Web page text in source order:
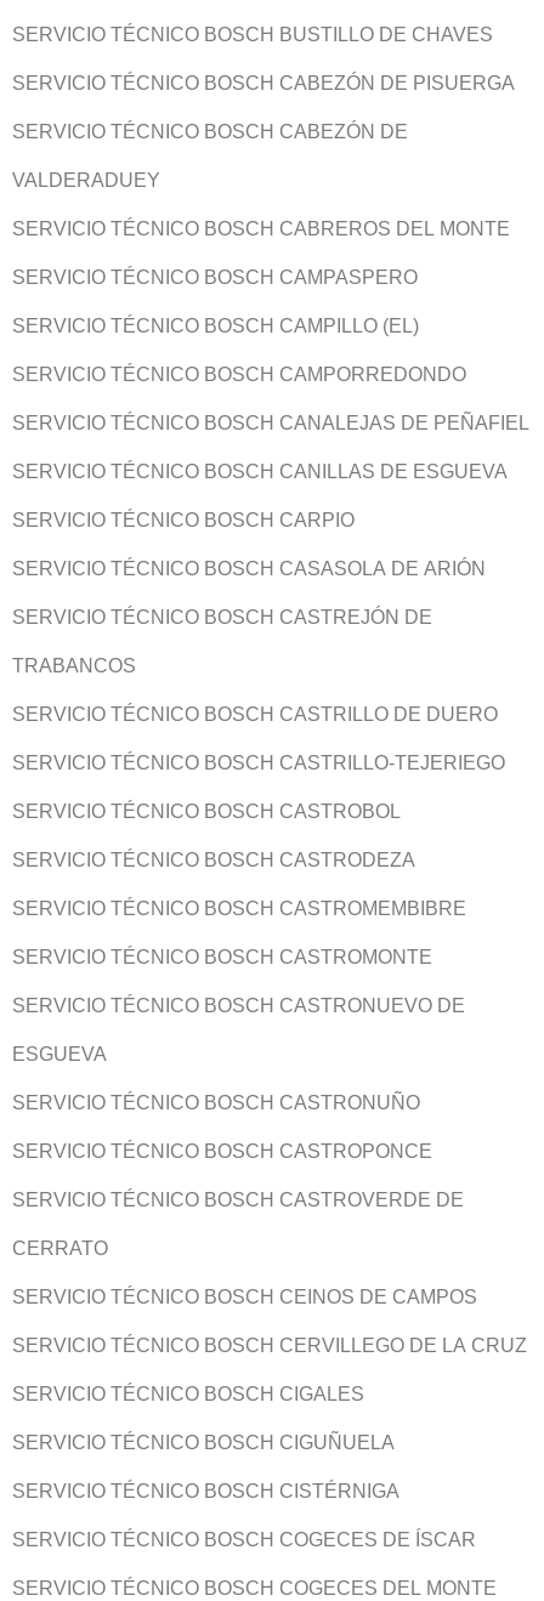
SERVICIO TÉCNICO BOSCH BUSTILLO DE CHAVES
SERVICIO TÉCNICO BOSCH CABEZÓN DE PISUERGA
SERVICIO TÉCNICO BOSCH CABEZÓN DE
VALDERADUEY
SERVICIO TÉCNICO BOSCH CABREROS DEL MONTE
SERVICIO TÉCNICO BOSCH CAMPASPERO
SERVICIO TÉCNICO BOSCH CAMPILLO (EL)
SERVICIO TÉCNICO BOSCH CAMPORREDONDO
SERVICIO TÉCNICO BOSCH CANALEJAS DE PEÑAFIEL
SERVICIO TÉCNICO BOSCH CANILLAS DE ESGUEVA
SERVICIO TÉCNICO BOSCH CARPIO
SERVICIO TÉCNICO BOSCH CASASOLA DE ARIÓN
SERVICIO TÉCNICO BOSCH CASTREJÓN DE
TRABANCOS
SERVICIO TÉCNICO BOSCH CASTRILLO DE DUERO
SERVICIO TÉCNICO BOSCH CASTRILLO-TEJERIEGO
SERVICIO TÉCNICO BOSCH CASTROBOL
SERVICIO TÉCNICO BOSCH CASTRODEZA
SERVICIO TÉCNICO BOSCH CASTROMEMBIBRE
SERVICIO TÉCNICO BOSCH CASTROMONTE
SERVICIO TÉCNICO BOSCH CASTRONUEVO DE
ESGUEVA
SERVICIO TÉCNICO BOSCH CASTRONUÑO
SERVICIO TÉCNICO BOSCH CASTROPONCE
SERVICIO TÉCNICO BOSCH CASTROVERDE DE
CERRATO
SERVICIO TÉCNICO BOSCH CEINOS DE CAMPOS
SERVICIO TÉCNICO BOSCH CERVILLEGO DE LA CRUZ
SERVICIO TÉCNICO BOSCH CIGALES
SERVICIO TÉCNICO BOSCH CIGUÑUELA
SERVICIO TÉCNICO BOSCH CISTÉRNIGA
SERVICIO TÉCNICO BOSCH COGECES DE ÍSCAR
SERVICIO TÉCNICO BOSCH COGECES DEL MONTE